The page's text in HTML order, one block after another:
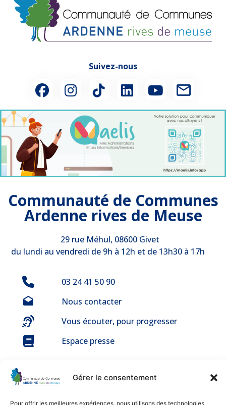
Gérer le consentement
Pour offrir les meilleures expériences, nous utilisons des technologies
Suivez-nous
Communauté de Communes
Ardenne rives de Meuse
29 rue Méhul, 08600 Givet
du lundi au vendredi de 9h à 12h et de 13h30 à 17h
03 24 41 50 90
Nous contacter
Vous écouter, pour progresser
Espace presse